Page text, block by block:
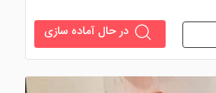
در حال آماده سازی